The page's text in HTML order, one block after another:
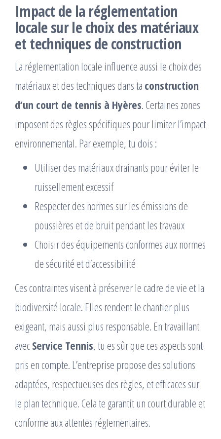
Impact de la réglementation
locale sur le choix des matériaux
et techniques de construction
La réglementation locale influence aussi le choix des
matériaux et des techniques dans ta construction
d’un court de tennis à Hyères. Certaines zones
imposent des règles spécifiques pour limiter l’impact
environnemental. Par exemple, tu dois :
Utiliser des matériaux drainants pour éviter le
ruissellement excessif
Respecter des normes sur les émissions de
poussières et de bruit pendant les travaux
Choisir des équipements conformes aux normes
de sécurité et d’accessibilité
Ces contraintes visent à préserver le cadre de vie et la
biodiversité locale. Elles rendent le chantier plus
exigeant, mais aussi plus responsable. En travaillant
avec Service Tennis, tu es sûr que ces aspects sont
pris en compte. L’entreprise propose des solutions
adaptées, respectueuses des règles, et efficaces sur
le plan technique. Cela te garantit un court durable et
conforme aux attentes réglementaires.